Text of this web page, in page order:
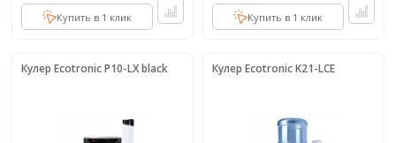
Купить в 1 клик Купить в 1 клик
Кулер Ecotronic P10-LX black Кулер Ecotronic K21-LCE